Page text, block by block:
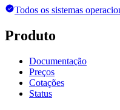
Todos os sistemas
Produto
Documentação
Preços
Cotações
Status